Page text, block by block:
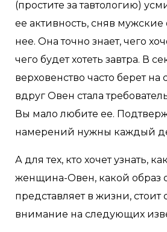
(простите за тавтологию)
ее активность, сняв мужские
нее. Она точно знает, чего
чего будет хотеть завтра. В
верховенство часто берет на
вдруг Овен стала
Вы мало любите ее.
намерений нужны каждый
А для тех, кто хочет узнать,
женщина-Овен, какой образ
представляет в жизни, стоит
внимание на следующих